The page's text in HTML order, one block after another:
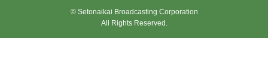
© Setonaikai Broadcasting Corporation
All Rights Reserved.